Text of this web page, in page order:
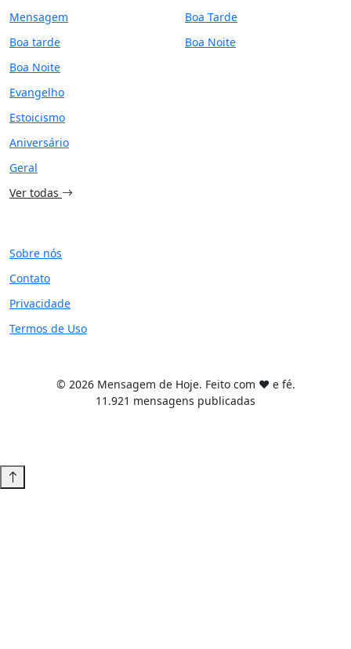
Mensagem
Boa tarde
Boa Noite
Evangelho
Estoicismo
Aniversário
Geral
Ver todas
Boa Tarde
Boa Noite
Sobre nós
Contato
Privacidade
Termos de Uso
© 2026 Mensagem de Hoje. Feito com ❤️ e fé.
11.921 mensagens publicadas